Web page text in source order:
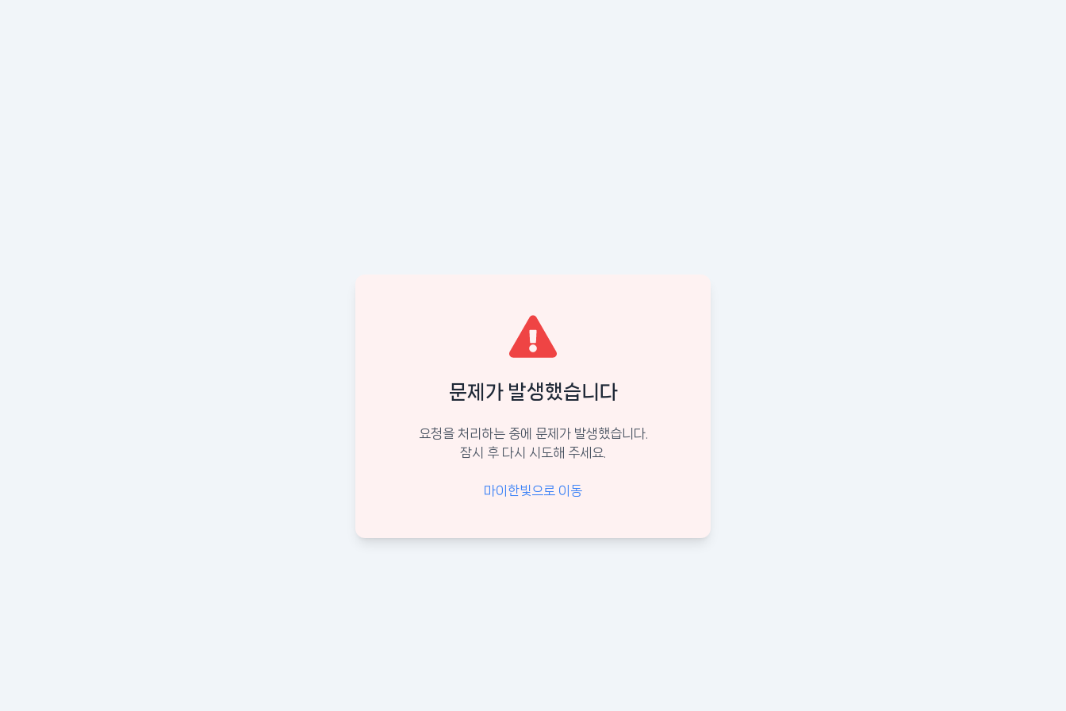
문제가 발생했습니다
요청을 처리하는 중에 문제가 발생했습니다.
잠시 후 다시 시도해 주세요.
마이한빛으로 이동